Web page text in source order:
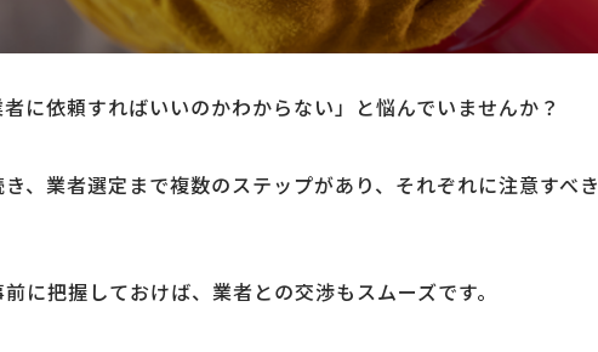
に依頼すればいいのかわからない」と悩んでいませんか？
、業者選定まで複数のステップがあり、それぞれに注意すべき
に把握しておけば、業者との交渉もスムーズです。